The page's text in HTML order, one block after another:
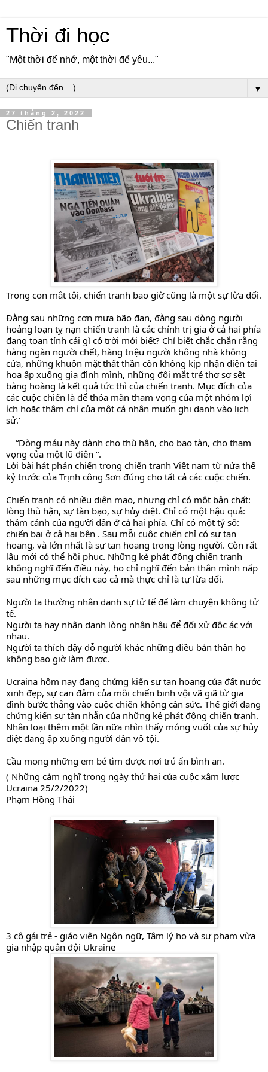
Thời đi học
"Một thời để nhớ, một thời để yêu..."
▼
27 tháng 2, 2022
Chiến tranh
Đằng sau những cơn mưa bão đạn, đằng sau dòng người
hoảng loạn tỵ nạn chiến tranh là các chính trị gia ở cả hai phía
đang toan tính cái gì có trời mới biết? Chỉ biết chắc chắn rằng
hàng ngàn người chết, hàng triệu người không nhà không
cửa, những khuôn mặt thất thần còn không kịp nhận diện tai
họa ập xuống gia đình mình, những đôi mắt trẻ thơ sợ sệt
bàng hoàng là kết quả tức thì của chiến tranh. Mục đích của
các cuộc chiến là để thỏa mãn tham vọng của một nhóm lợi
ích hoặc thậm chí của một cá nhân muốn ghi danh vào lịch
sử.'
vọng của một lũ điên “.
Lời bài hát phản chiến trong chiến tranh Việt nam từ nửa thế
kỷ trước của Trịnh công Sơn đúng cho tất cả các cuộc chiến.
Chiến tranh có nhiều diện mạo, nhưng chỉ có một bản chất:
lòng thù hận, sự tàn bạo, sự hủy diệt. Chỉ có một hậu quả:
thảm cảnh của người dân ở cả hai phía. Chỉ có một tỷ số:
chiến bại ở cả hai bên . Sau mỗi cuộc chiến chỉ có sự tan
hoang, và lớn nhất là sự tan hoang trong lòng người. Còn rất
lâu mới có thể hồi phục. Những kẻ phát động chiến tranh
không nghĩ đến điều này, họ chỉ nghĩ đến bản thân mình nấp
sau những mục đích cao cả mà thực chỉ là tự lừa dối.
Người ta thường nhân danh sự tử tế để làm chuyện không tử
tế.
Người ta hay nhân danh lòng nhân hậu để đối xử độc ác với
nhau.
Người ta thích dậy dỗ người khác những điều bản thân họ
không bao giờ làm được.
Ucraina hôm nay đang chứng kiến sự tan hoang của đất nước
xinh đẹp, sự can đảm của mỗi chiến binh vội vã giã từ gia
đình bước thẳng vào cuộc chiến không cân sức. Thế giới đang
chứng kiến sự tàn nhẫn của những kẻ phát động chiến tranh.
Nhân loại thêm một lần nữa nhìn thấy móng vuốt của sự hủy
diệt đang ập xuống người dân vô tội.
Cầu mong những em bé tìm được nơi trú ẩn bình an.
( Những cảm nghĩ trong ngày thứ hai của cuộc xâm lược
Ucraina 25/2/2022)
Phạm Hồng Thái
3 cô gái trẻ - giáo viên Ngôn ngữ, Tâm lý họ và sư phạm vừa
gia nhập quân đội Ukraine